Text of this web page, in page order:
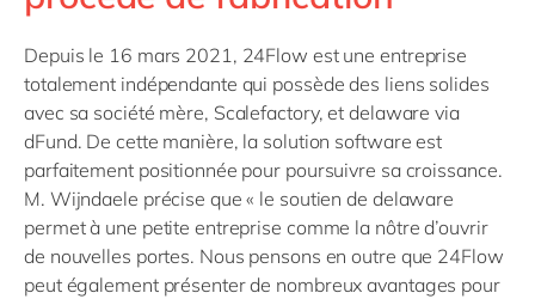
Depuis le 16 mars 2021, 24Flow est une entreprise
totalement indépendante qui possède des liens solides
avec sa société mère, Scalefactory, et delaware via
dFund. De cette manière, la solution software est
parfaitement positionnée pour poursuivre sa croissance.
M. Wijndaele précise que « le soutien de delaware
permet à une petite entreprise comme la nôtre d’ouvrir
de nouvelles portes. Nous pensons en outre que 24Flow
peut également présenter de nombreux avantages pour